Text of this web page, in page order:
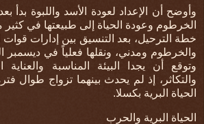
وأوضح أن الإعداد لعودة الأسد واللبوة
الخرطوم وعودة الحياة إلى طبيعتها في كثير
خطة الترحيل، بعد التنسيق بين إدارات قوات
والخرطوم ومدني، ونقلها فعلياً في
وتوقع أن يجدا البيئة المناسبة والعناية
والتكاثر، إذ لم يحدث بينهما تزواج طوال
الحياة البرية بكسلا.
الحياة البرية والحرب